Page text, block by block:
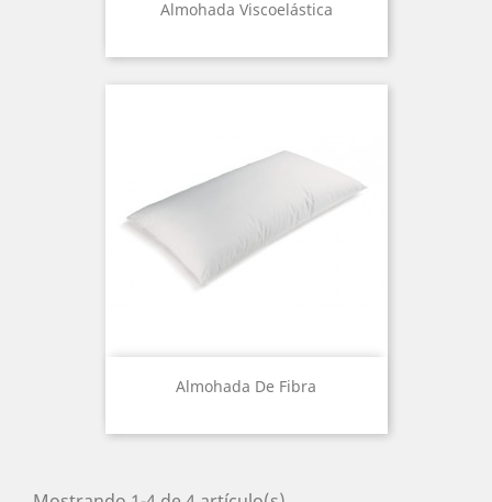
Almohada Viscoelástica
Almohada De Fibra